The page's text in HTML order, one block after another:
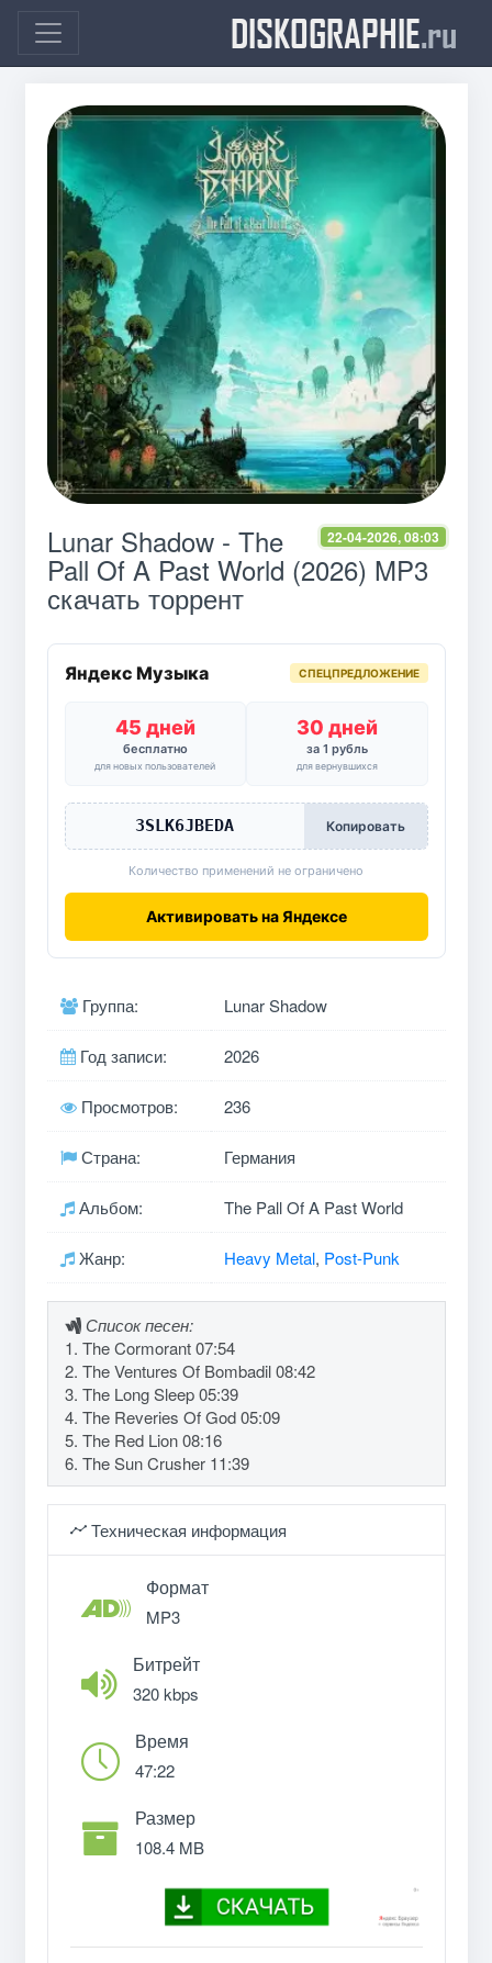
DISKOGRAPHIE.ru
22-04-2026, 08:03
Lunar Shadow - The
Pall Of A Past World (2026) MP3
скачать торрент
Яндекс Музыка СПЕЦПРЕДЛОЖЕНИЕ
45 дней
бесплатно
для новых пользователей
30 дней
за 1 рубль
для вернувшихся
3SLK6JBEDA Копировать
Количество применений не ограничено
Активировать на Яндексе
Группа: Lunar Shadow
Год записи: 2026
Просмотров: 236
Страна: Германия
Альбом: The Pall Of A Past World
Жанр: Heavy Metal, Post-Punk
Список песен:
1. The Cormorant 07:54
2. The Ventures Of Bombadil 08:42
3. The Long Sleep 05:39
4. The Reveries Of God 05:09
5. The Red Lion 08:16
6. The Sun Crusher 11:39
Техническая информация
Формат
MP3
Битрейт
320 kbps
Время
47:22
Размер
108.4 MB